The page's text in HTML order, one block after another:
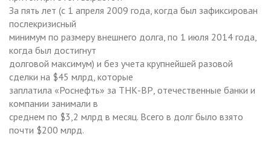
За пять лет (с 1 апреля 2009 года, когда был зафиксирован
послекризисный
минимум по размеру внешнего долга, по 1 июля 2014 года,
когда был достигнут
долговой максимум) и без учета крупнейшей разовой
сделки на $45 млрд, которые
заплатила «Роснефть» за ТНК-ВР, отечественные банки и
компании занимали в
среднем по $3,2 млрд в месяц. Всего в долг было взято
почти $200 млрд.